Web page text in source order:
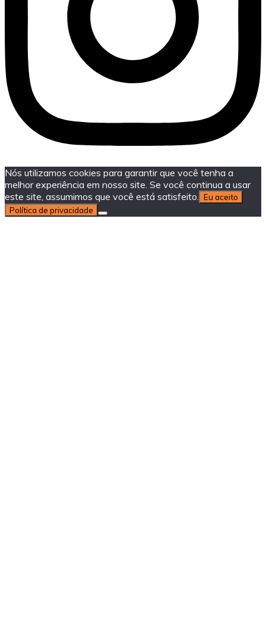
Nós utilizamos cookies para garantir que você tenha a
melhor experiência em nosso site. Se você continua a usar
este site, assumimos que você está satisfeito.
Eu aceito
Política de privacidade